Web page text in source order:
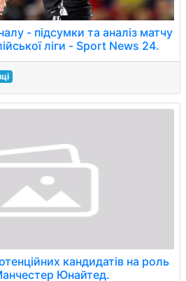
- підсумки та аналіз матчу
ліги - Sport News 24.
кандидатів на роль
Юнайтед.